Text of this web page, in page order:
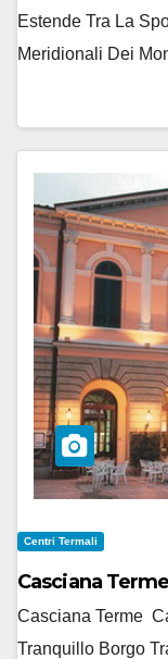
Estende Tra La
Meridionali Dei
Centri Termali
Casciana Terme
Casciana Terme
Tranquillo Borgo